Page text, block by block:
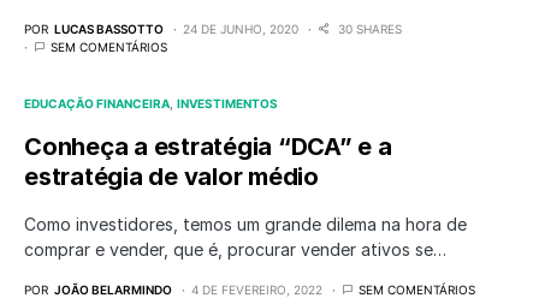
POR LUCAS BASSOTTO 24 DE JUNHO, 2020
30 SHARES
SEM COMENTÁRIOS
EDUCAÇÃO FINANCEIRA INVESTIMENTOS
Conheça a estratégia “DCA” e a
estratégia de valor médio
Como investidores, temos um grande dilema na hora de
comprar e vender, que é, procurar vender ativos se…
POR JOÃO BELARMINDO 4 DE FEVEREIRO, 2022 SEM COMENTÁRIOS